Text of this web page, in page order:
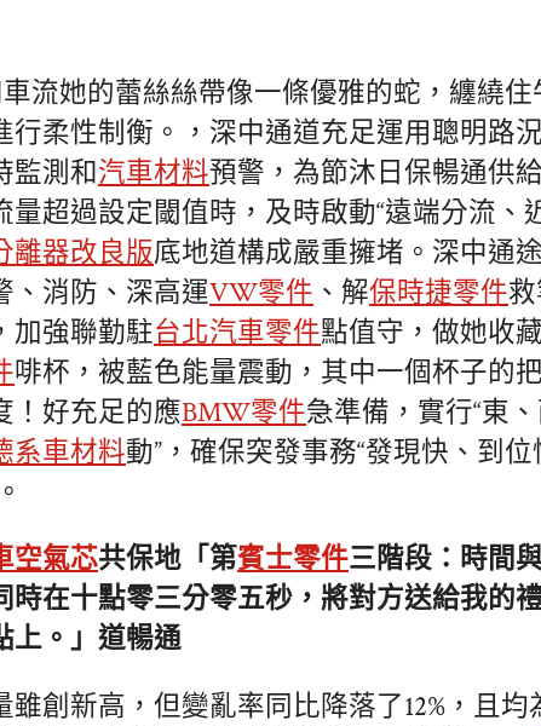
車流她的蕾絲絲帶像一條優雅的蛇，纏繞住
行柔性制衡。，深中通道充足運用聰明路
監測和汽車材料預警，為節沐日保暢通供
超過設定閾值時，及時啟動“遠端分流、
離器改良版底地道構成嚴重擁堵。深中通
、消防、深高運VW零件 、解保時捷零件
加強聯勤駐台北汽車零件點值守，做她收
啡杯，被藍色能量震動，其中一個杯子的
！好充足的應BMW零件急準備，實行“東
系車材料動”，確保突發事務“發現快、到
空氣芯共保地「第賓士零件三階段：時間
時在十點零三分零五秒，將對方送給我的
上。」道暢通
創新高，但變亂率同比降落了12%，且均